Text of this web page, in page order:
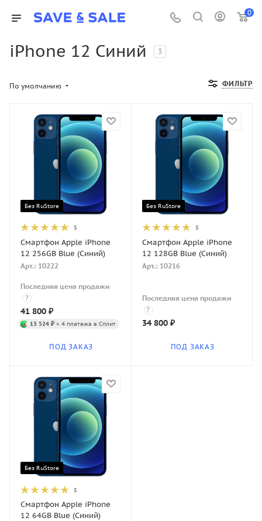
0
iPhone 12 Синий 3
ФИЛЬТР
По умолчанию
Без RuStore
5
Смартфон Apple iPhone
12 256GB Blue (Синий)
Арт.: 10222
Последняя цена продажи
?
41 800 ₽
13 524 ₽ × 4 платежа в Сплит
ПОД ЗАКАЗ
Без RuStore
5
Смартфон Apple iPhone
12 128GB Blue (Синий)
Арт.: 10216
Последняя цена продажи
?
34 800₽
ПОД ЗАКАЗ
Без RuStore
5
Смартфон Apple iPhone
12 64GB Blue (Синий)